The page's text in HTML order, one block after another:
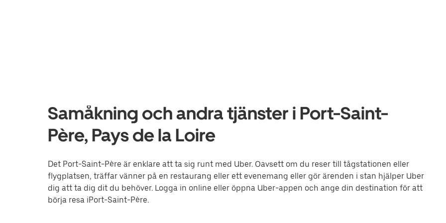
Samåkning och andra tjänster i Port-Saint-
Père, Pays de la Loire
Det Port-Saint-Père är enklare att ta sig runt med Uber. Oavsett om du reser till tågstationen eller
flygplatsen, träffar vänner på en restaurang eller ett evenemang eller gör ärenden i stan hjälper Uber
dig att ta dig dit du behöver. Logga in online eller öppna Uber-appen och ange din destination för att
börja resa iPort-Saint-Père.